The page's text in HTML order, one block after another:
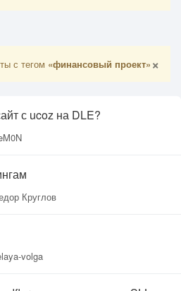
с тегом «финансовый проект» ×
с ucoz на DLE?
Круглов
volga